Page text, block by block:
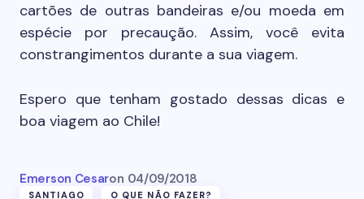
cartões de outras bandeiras e/ou moeda em
espécie por precaução. Assim, você evita
constrangimentos durante a sua viagem.
Espero que tenham gostado dessas dicas e
boa viagem ao Chile!
Emerson Cesaron 04/09/2018
SANTIAGO O QUE NÃO FAZER?